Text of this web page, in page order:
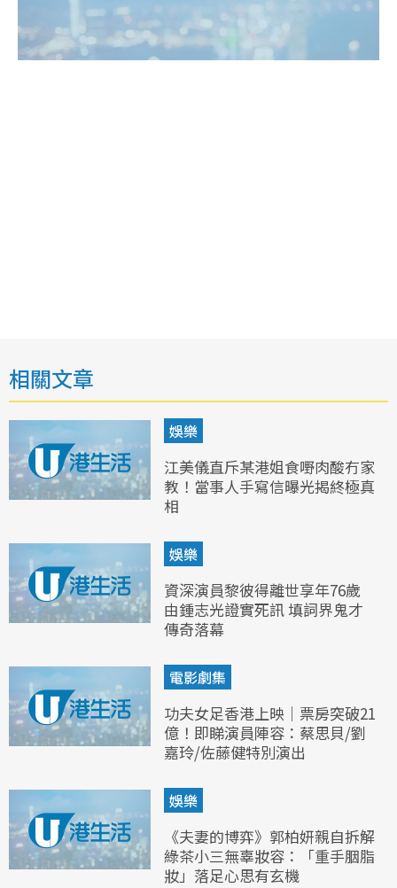
相關文章
娛樂
江美儀直斥某港姐食嘢肉酸冇家
教！當事人手寫信曝光揭終極真
相
娛樂
資深演員黎彼得離世享年76歲
由鍾志光證實死訊 填詞界鬼才
傳奇落幕
電影劇集
功夫女足香港上映｜票房突破21
億！即睇演員陣容：蔡思貝/劉
嘉玲/佐藤健特別演出
娛樂
《夫妻的博弈》郭柏妍親自拆解
綠茶小三無辜妝容：「重手胭脂
妝」落足心思有玄機